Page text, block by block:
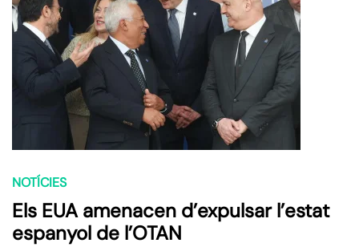
NOTÍCIES
Els EUA amenacen d’expulsar l’estat
espanyol de l’OTAN